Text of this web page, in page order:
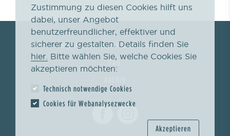
BEZAHLUNG, VERSAND & ABHOLUNG
FAQ
Zustimmung zu diesen Cookies hilft uns
dabei, unser Angebot
benutzerfreundlicher, effektiver und
sicherer zu gestalten. Details finden Sie
hier. Bitte wählen Sie, welche Cookies Sie
akzeptieren möchten:
Technisch notwendige Cookies
Cookies für Webanalysezwecke
Akzeptieren